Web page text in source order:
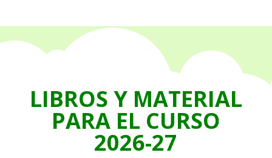
LIBROS Y MATERIAL
PARA EL CURSO
2026-27